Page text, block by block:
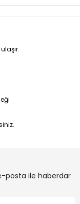
posta ile haberdar